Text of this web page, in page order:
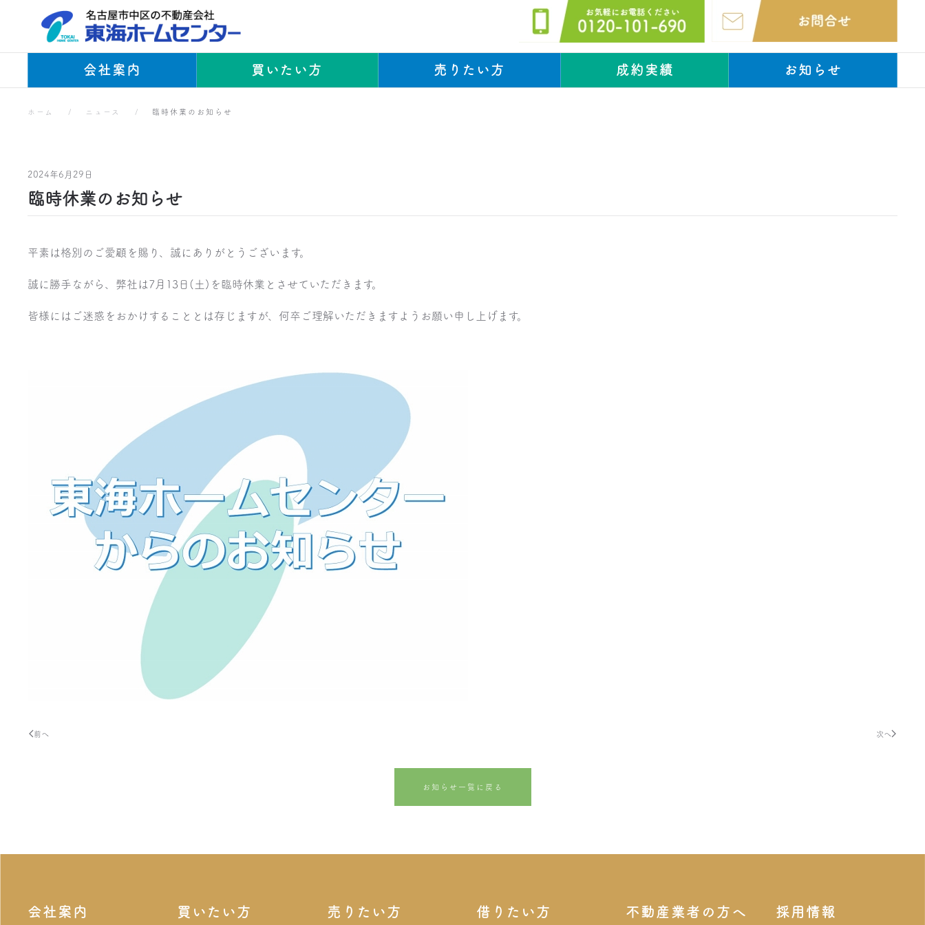
Skip to main content
会社案内 買いたい方 売りたい方 成約実績 お知らせ
お知らせ
ホーム ニュース 臨時休業のお知らせ
2024年6月29日
臨時休業のお知らせ
平素は格別のご愛顧を賜り、誠にありがとうございます。
誠に勝手ながら、弊社は7月13日(土)を臨時休業とさせていただきます。
皆様にはご迷惑をおかけすることとは存じますが、何卒ご理解いただきますようお願い申し上げます。
前へ 次へ
お知らせ一覧に戻る
会社案内 買いたい方 売りたい方 借りたい方 不動産業者の方へ 採用情報